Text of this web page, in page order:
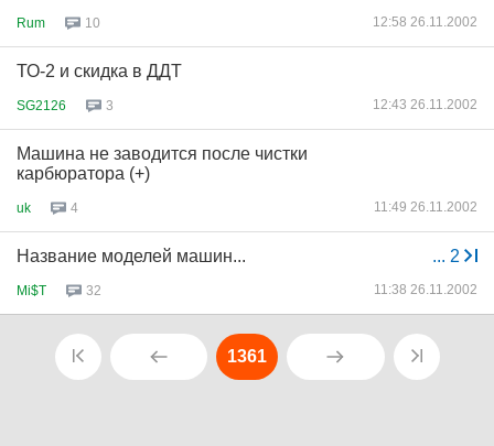
Rum 10 12:58 26.11.2002
ТО-2 и скидка в ДДТ
SG2126 3 12:43 26.11.2002
Машина не заводится после чистки
карбюратора (+)
uk 4 11:49 26.11.2002
... 2
Название моделей машин...
Mi$T 32 11:38 26.11.2002
1361